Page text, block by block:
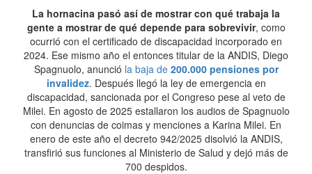
La hornacina pasó así de mostrar con qué trabaja la
gente a mostrar de qué depende para sobrevivir, como
ocurrió con el certificado de discapacidad incorporado en
2024. Ese mismo año el entonces titular de la ANDIS, Diego
Spagnuolo, anunció la baja de 200.000 pensiones por
invalidez. Después llegó la ley de emergencia en
discapacidad, sancionada por el Congreso pese al veto de
Milei. En agosto de 2025 estallaron los audios de Spagnuolo
con denuncias de coimas y menciones a Karina Milei. En
enero de este año el decreto 942/2025 disolvió la ANDIS,
transfirió sus funciones al Ministerio de Salud y dejó más de
700 despidos.